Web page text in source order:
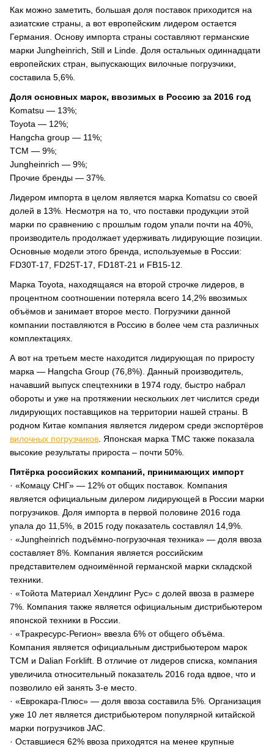
Как можно заметить, большая доля поставок приходится на
азиатские страны, а вот европейским лидером остается
Германия. Основу импорта страны составляют германские
марки Jungheinrich, Still и Linde. Доля остальных одиннадцати
европейских стран, выпускающих вилочные погрузчики,
составила 5,6%.
Доля основных марок, ввозимых в Россию за 2016 год
Komatsu — 13%;
Toyota — 12%;
Hangcha group — 11%;
TCM — 9%;
Jungheinrich — 9%;
Прочие бренды — 37%.
Лидером импорта в целом является марка Komatsu со своей
долей в 13%. Несмотря на то, что поставки продукции этой
марки по сравнению с прошлым годом упали почти на 40%,
производитель продолжает удерживать лидирующие позиции.
Основные модели этого бренда, используемые в России:
FD30T-17, FD25T-17, FD18T-21 и FB15-12.
Марка Toyota, находящаяся на второй строчке лидеров, в
процентном соотношении потеряла всего 14,2% ввозимых
объёмов и занимает второе место. Погрузчики данной
компании поставляются в Россию в более чем ста различных
комплектациях.
А вот на третьем месте находится лидирующая по приросту
марка — Hangcha Group (76,8%). Данный производитель,
начавший выпуск спецтехники в 1974 году, быстро набрал
обороты и уже на протяжении нескольких лет числится среди
лидирующих поставщиков на территории нашей страны. В
родном Китае компания является лидером среди экспортёров
вилочных погрузчиков . Японская марка TMC также показала
высокие результаты прироста – почти 50%.
Пятёрка российских компаний, принимающих импорт
· «Комацу СНГ» — 12% от общих поставок. Компания
является официальным дилером лидирующей в России марки
погрузчиков. Доля импорта в первой половине 2016 года
упала до 11,5%, в 2015 году показатель составлял 14,9%.
· «Jungheinrich подъёмно-погрузочная техника» — доля ввоза
составляет 8%. Компания является российским
представителем одноимённой германской марки складской
техники.
· «Тойота Материал Хендлинг Рус» с долей ввоза в размере
7%. Компания также является официальным дистрибьютером
японской техники в России.
· «Тракресурс-Регион» ввезла 6% от общего объёма.
Компания является официальным дистрибьютером марок
TCM и Dalian Forklift. В отличие от лидеров списка, компания
увеличила относительный показатель 2016 года вдвое, что и
позволило ей занять 3-е место.
· «Еврокара-Плюс» — доля ввоза составила 5%. Организация
уже 10 лет является дистрибьютером популярной китайской
марки погрузчиков JAC.
· Оставшиеся 62% ввоза приходятся на менее крупные